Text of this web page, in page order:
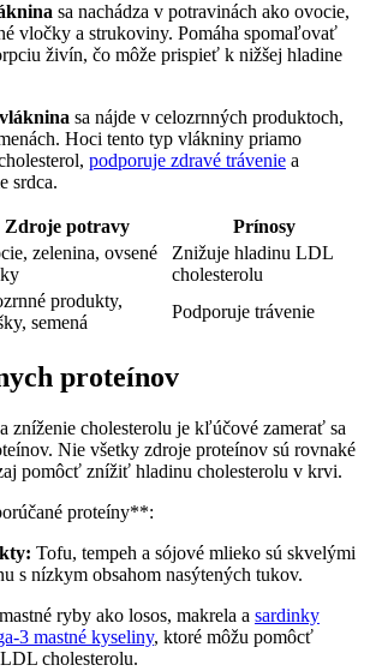
sa nachádza v potravinách ako ovocie,
vločky a strukoviny. Pomáha spomaľovať
živín, čo môže prispieť k nižšej hladine
sa nájde v celozrnných produktoch,
Hoci tento typ vlákniny priamo
podporuje zdravé trávenie a
srdca.
Zdroje potravy
Prínosy
zelenina, ovsené
Znižuje hladinu LDL
cholesterolu
produkty,
semená
Podporuje trávenie
proteínov
zníženie cholesterolu je kľúčové zamerať sa
Nie všetky zdroje proteínov sú rovnaké
pomôcť znížiť hladinu cholesterolu v krvi.
proteíny**:
Tofu, tempeh a sójové mlieko sú skvelými
s nízkym obsahom nasýtených tukov.
ryby ako losos, makrela a sardinky
3 mastné kyseliny, ktoré môžu pomôcť
cholesterolu.